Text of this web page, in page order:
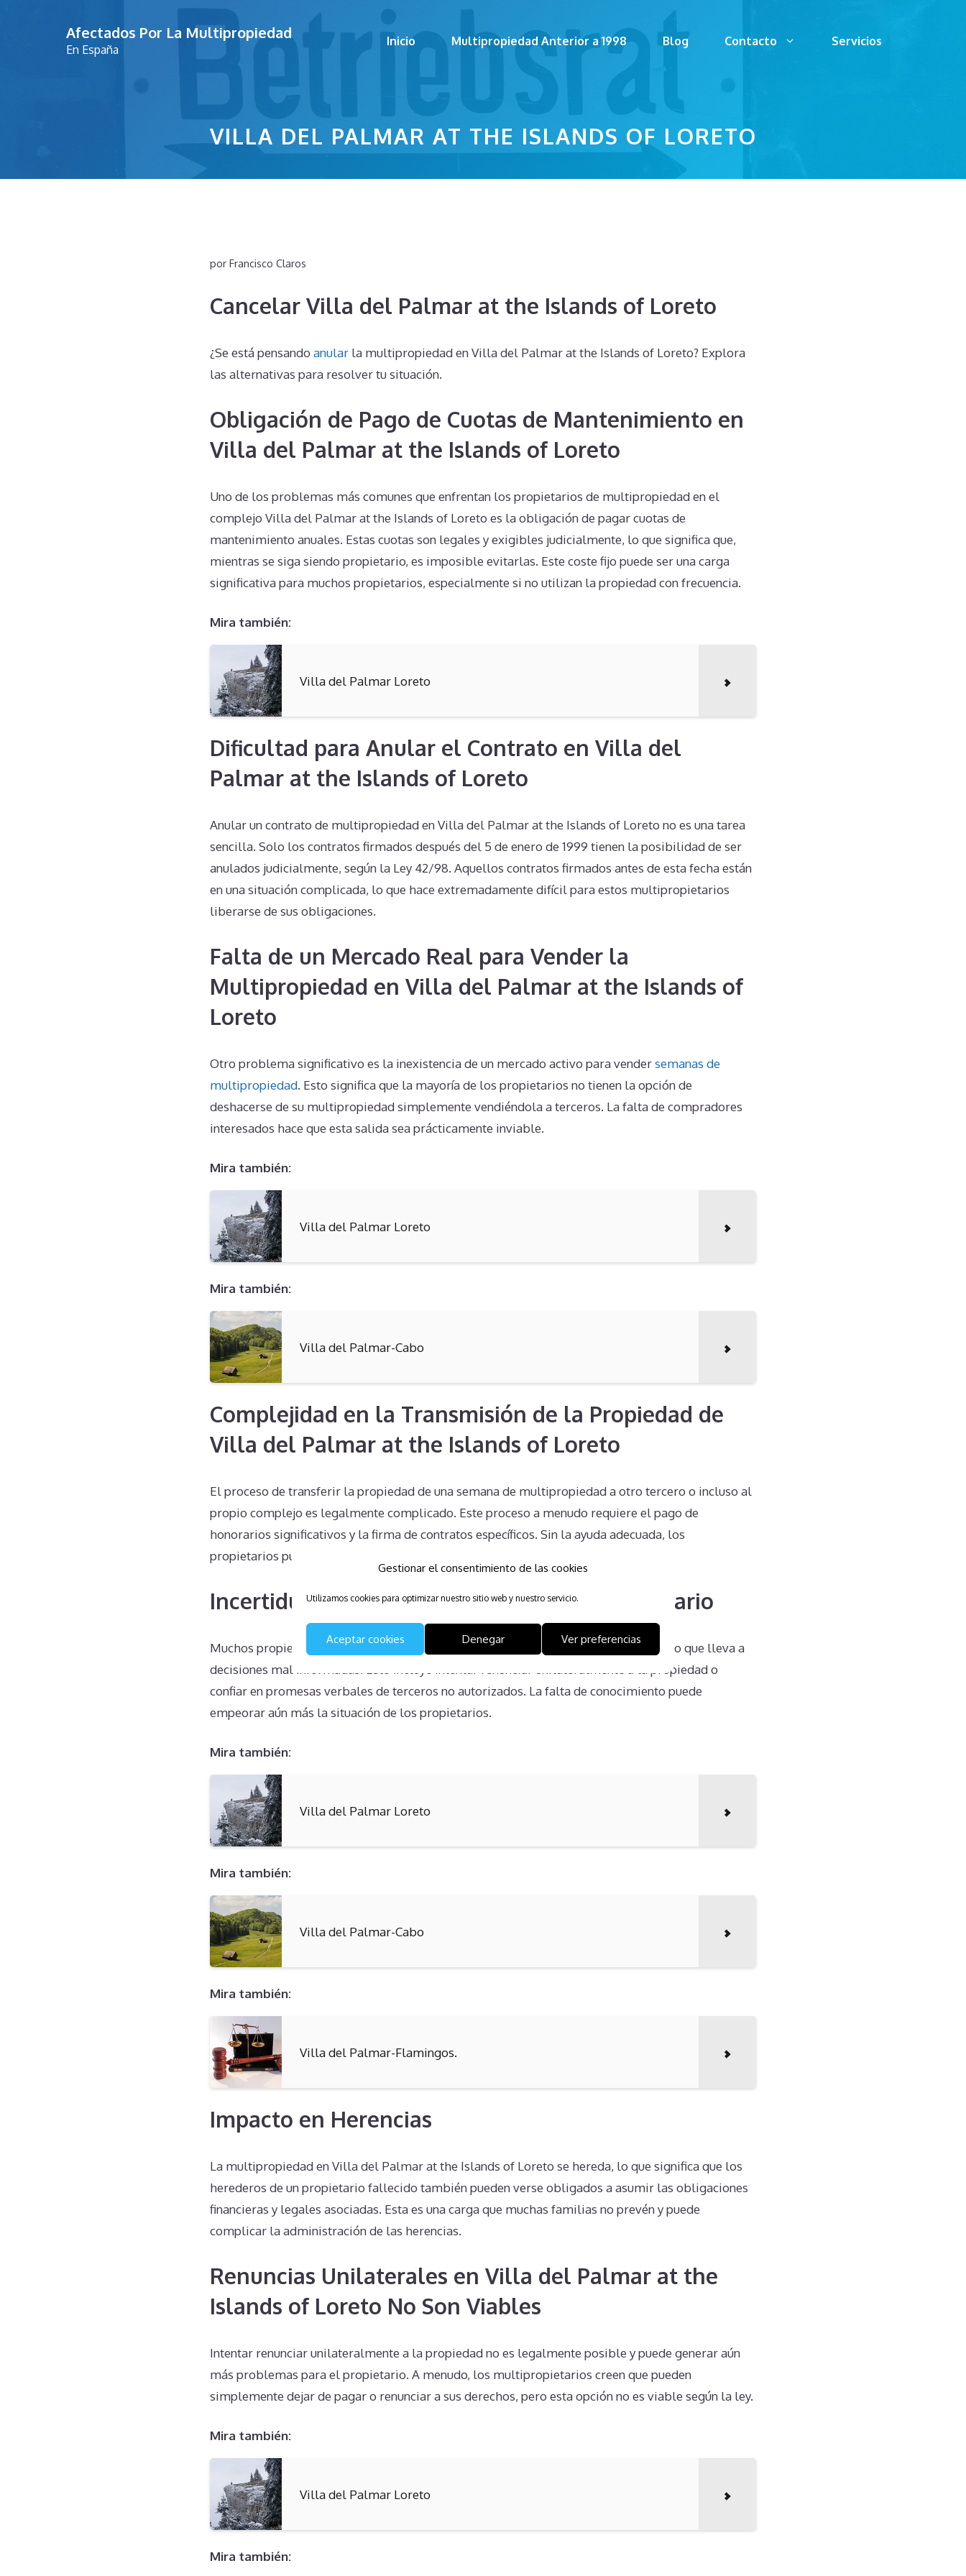
Gestionar el consentimiento de las cookies
Utilizamos cookies para optimizar nuestro sitio web y nuestro servicio.
Aceptar cookies Denegar Ver preferencias
Afectados Por La Multipropiedad
En España
Inicio Multipropiedad Anterior a 1998 Blog Contacto Servicios
VILLA DEL PALMAR AT THE ISLANDS OF LORETO
por Francisco Claros
Cancelar Villa del Palmar at the Islands of Loreto
¿Se está pensando anular la multipropiedad en Villa del Palmar at the Islands of Loreto? Explora
las alternativas para resolver tu situación.
Obligación de Pago de Cuotas de Mantenimiento en
Villa del Palmar at the Islands of Loreto
Uno de los problemas más comunes que enfrentan los propietarios de multipropiedad en el
complejo Villa del Palmar at the Islands of Loreto es la obligación de pagar cuotas de
mantenimiento anuales. Estas cuotas son legales y exigibles judicialmente, lo que significa que,
mientras se siga siendo propietario, es imposible evitarlas. Este coste fijo puede ser una carga
significativa para muchos propietarios, especialmente si no utilizan la propiedad con frecuencia.
Mira también:
Villa del Palmar Loreto
Dificultad para Anular el Contrato en Villa del
Palmar at the Islands of Loreto
Anular un contrato de multipropiedad en Villa del Palmar at the Islands of Loreto no es una tarea
sencilla. Solo los contratos firmados después del 5 de enero de 1999 tienen la posibilidad de ser
anulados judicialmente, según la Ley 42/98. Aquellos contratos firmados antes de esta fecha están
en una situación complicada, lo que hace extremadamente difícil para estos multipropietarios
liberarse de sus obligaciones.
Falta de un Mercado Real para Vender la
Multipropiedad en Villa del Palmar at the Islands of
Loreto
Otro problema significativo es la inexistencia de un mercado activo para vendersemanas de
multipropiedad. Esto significa que la mayoría de los propietarios no tienen la opción de
deshacerse de su multipropiedad simplemente vendiéndola a terceros. La falta de compradores
interesados hace que esta salida sea prácticamente inviable.
Mira también:
Villa del Palmar Loreto
Mira también:
Villa del Palmar-Cabo
Complejidad en la Transmisión de la Propiedad de
Villa del Palmar at the Islands of Loreto
El proceso de transferir la propiedad de una semana de multipropiedad a otro tercero o incluso al
propio complejo es legalmente complicado. Este proceso a menudo requiere el pago de
honorarios significativos y la firma de contratos específicos. Sin la ayuda adecuada, los
propietarios pueden verse atrapados en esta situación durante muchos años.
Incertidumbre sobre los Derechos del Propietario
Muchos propietarios no comprenden completamente sus derechos y obligaciones, lo que lleva a
decisiones mal informadas. Esto incluye intentar renunciar unilateralmente a la propiedad o
confiar en promesas verbales de terceros no autorizados. La falta de conocimiento puede
empeorar aún más la situación de los propietarios.
Mira también:
Villa del Palmar Loreto
Mira también:
Villa del Palmar-Cabo
Mira también:
Villa del Palmar-Flamingos.
Impacto en Herencias
La multipropiedad en Villa del Palmar at the Islands of Loreto se hereda, lo que significa que los
herederos de un propietario fallecido también pueden verse obligados a asumir las obligaciones
financieras y legales asociadas. Esta es una carga que muchas familias no prevén y puede
complicar la administración de las herencias.
Renuncias Unilaterales en Villa del Palmar at the
Islands of Loreto No Son Viables
Intentar renunciar unilateralmente a la propiedad no es legalmente posible y puede generar aún
más problemas para el propietario. A menudo, los multipropietarios creen que pueden
simplemente dejar de pagar o renunciar a sus derechos, pero esta opción no es viable según la ley.
Mira también:
Villa del Palmar Loreto
Mira también: